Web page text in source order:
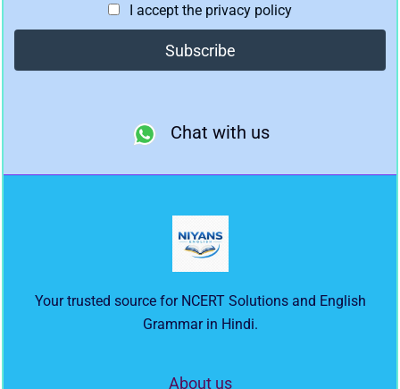
I accept the privacy policy
Chat with us
Your trusted source for NCERT Solutions and English
Grammar in Hindi.
About us